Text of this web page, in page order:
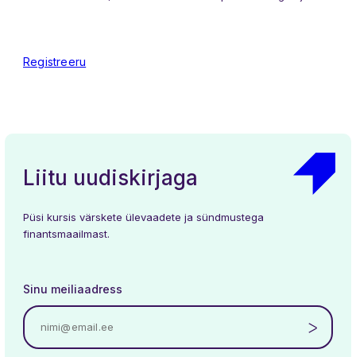
Registreeru
Liitu uudiskirjaga
Püsi kursis värskete ülevaadete ja sündmustega
finantsmaailmast.
Sinu meiliaadress